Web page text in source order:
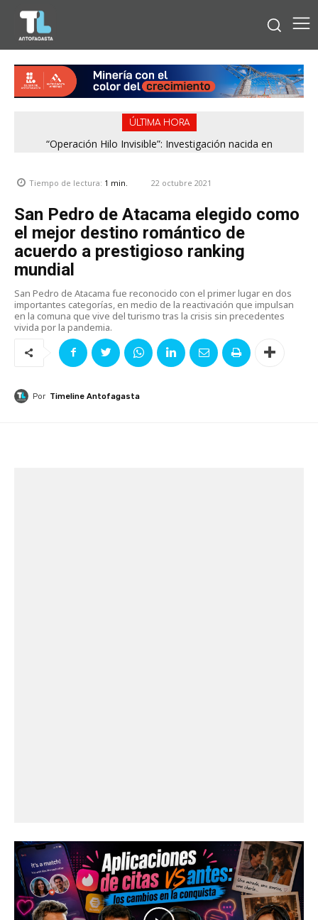
ÚLTIMA HORA
“Operación Hilo Invisible”: Investigación nacida en
Tiempo de lectura: 1 min. 22 octubre 2021
San Pedro de Atacama elegido como
el mejor destino romántico de
acuerdo a prestigioso ranking
mundial
San Pedro de Atacama fue reconocido con el primer lugar en dos
importantes categorías, en medio de la reactivación que impulsan
en la comuna que vive del turismo tras la crisis sin precedentes
vivida por la pandemia.
Por Timeline Antofagasta